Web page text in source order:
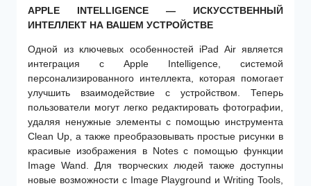
APPLE INTELLIGENCE — ИСКУССТВЕННЫЙ
ИНТЕЛЛЕКТ НА ВАШЕМ УСТРОЙСТВЕ
Одной из ключевых особенностей iPad Air является
интеграция с Apple Intelligence, системой
персонализированного интеллекта, которая помогает
улучшить взаимодействие с устройством. Теперь
пользователи могут легко редактировать фотографии,
удаляя ненужные элементы с помощью инструмента
Clean Up, а также преобразовывать простые рисунки в
красивые изображения в Notes с помощью функции
Image Wand. Для творческих людей также доступны
новые возможности с Image Playground и Writing Tools,